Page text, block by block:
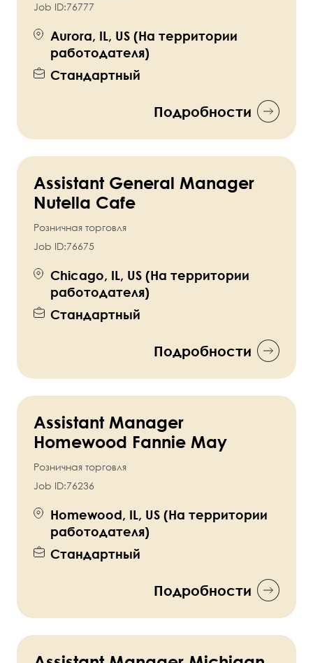
Job ID:76777
Aurora, IL, US (На территории
работодателя)
Стандартный
Подробности
Assistant General Manager
Nutella Cafe
Розничная торговля
Job ID:76675
Chicago, IL, US (На территории
работодателя)
Стандартный
Подробности
Assistant Manager
Homewood Fannie May
Розничная торговля
Job ID:76236
Homewood, IL, US (На территории
работодателя)
Стандартный
Подробности